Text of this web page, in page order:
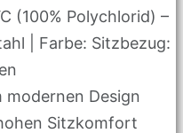
(100% Polychlorid) –
| Farbe: Sitzbezug:
modernen Design
Sitzkomfort